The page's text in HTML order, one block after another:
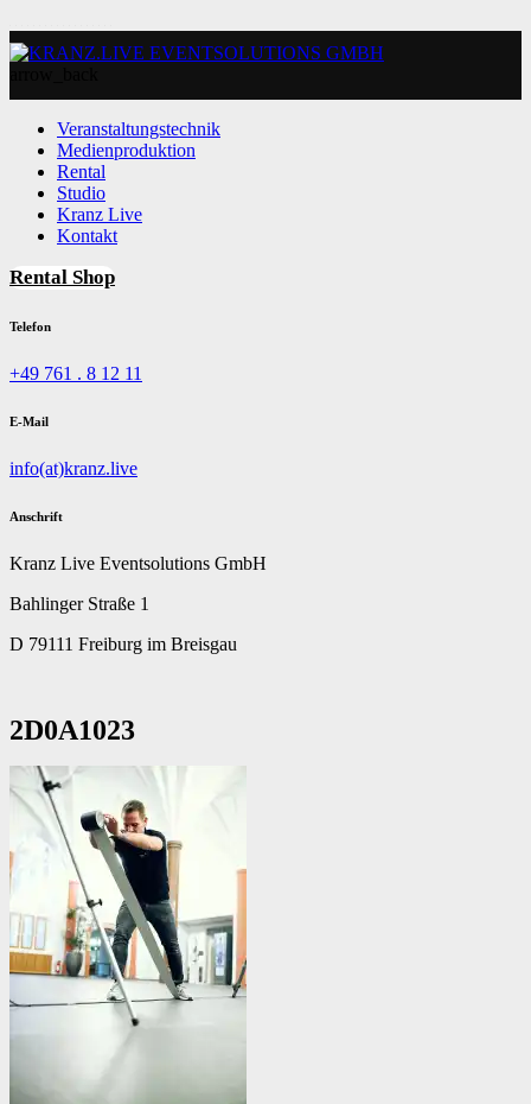
Veranstaltungstechnik
Medienproduktion
Rental
Studio
Kranz Live
Kontakt
Rental Shop
Telefon
+49 761 . 8 12 11
E-Mail
info(at)kranz.live
Anschrift
Kranz Live Eventsolutions GmbH
Bahlinger Straße 1
D 79111 Freiburg im Breisgau
2D0A1023